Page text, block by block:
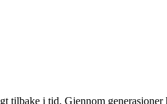
tilbake i tid. Gjennom